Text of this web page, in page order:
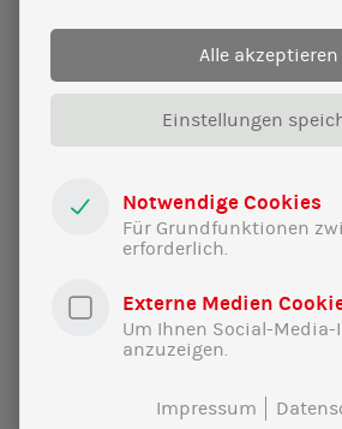
Alle akzeptieren
Einstellungen
Notwendige Cookies
Für Grundfunktionen
erforderlich.
Externe Medien
Um Ihnen Social-Media-
anzuzeigen.
Impressum